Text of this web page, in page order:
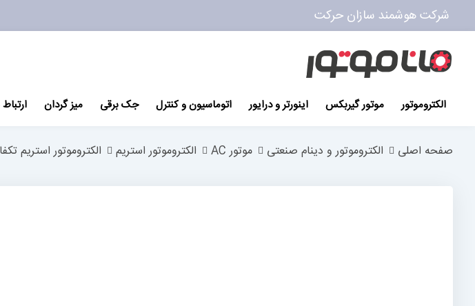
شرکت هوشمند سازان حرکت
به
محتوا
الکتروموتور موتور گیربکس اینورتر و درایور اتوماسیون و کنترل جک برقی میز گردان
صفحه اصلی الکتروموتور و دینام صنعتی موتور AC الکتروموتور استریم الکتروموتور استریم